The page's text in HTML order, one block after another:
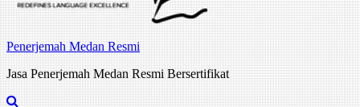
Penerjemah Medan Resmi
Jasa Penerjemah Medan Resmi Bersertifikat